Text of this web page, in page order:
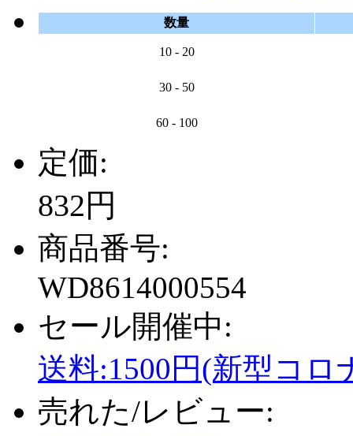
数量
10 - 20
30 - 50
60 - 100
定価:
832円
商品番号:
WD8614000554
セール開催中:
送料:1500円(新型コロ
売れた/レビュー: